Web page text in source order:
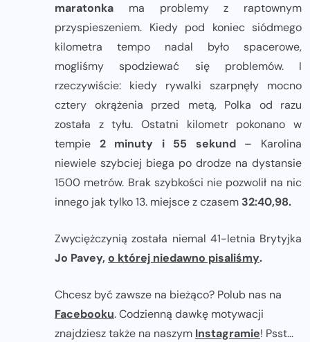
maratonka ma problemy z raptownym
przyspieszeniem. Kiedy pod koniec siódmego
kilometra tempo nadal było spacerowe,
mogliśmy spodziewać się problemów. I
rzeczywiście: kiedy rywalki szarpnęły mocno
cztery okrążenia przed metą, Polka od razu
została z tyłu. Ostatni kilometr pokonano w
tempie 2 minuty i 55 sekund– Karolina
niewiele szybciej biega po drodze na dystansie
1500 metrów. Brak szybkości nie pozwolił na nic
innego jak tylko 13. miejsce z czasem 32:40,98.
Zwyciężczynią została niemal 41-letnia Brytyjka
Jo Pavey, o której niedawno pisaliśmy.
Chcesz być zawsze na bieżąco? Polub nas na
Facebooku. Codzienną dawkę motywacji
znajdziesz także na naszym Instagramie! Psst...